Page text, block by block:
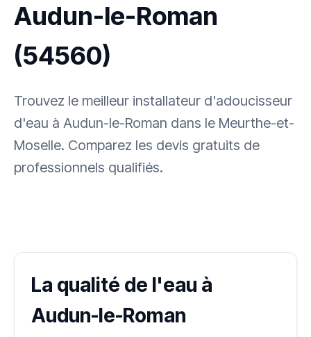
Audun-le-Roman
(54560)
Trouvez le meilleur installateur d'adoucisseur
d'eau à Audun-le-Roman dans le Meurthe-et-
Moselle. Comparez les devis gratuits de
professionnels qualifiés.
La qualité de l'eau à
Audun-le-Roman